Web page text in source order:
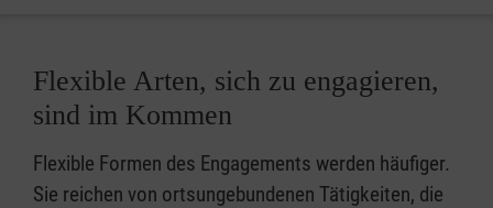
Flexible Arten, sich zu engagieren,
sind im Kommen
Flexible Formen des Engagements werden häufiger.
Sie reichen von ortsungebundenen Tätigkeiten, die